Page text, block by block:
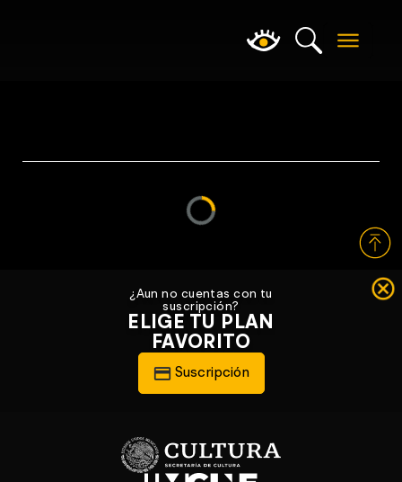
¿Aun no cuentas con tu
suscripción?
ELIGE TU PLAN
FAVORITO
Suscripción